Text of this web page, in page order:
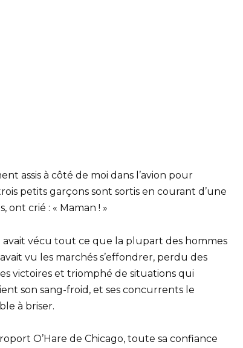
assis à côté de moi dans l’avion pour
petits garçons sont sortis en courant d’une
ont crié : « Maman ! »
vécu tout ce que la plupart des hommes
vu les marchés s’effondrer, perdu des
victoires et triomphé de situations qui
son sang-froid, et ses concurrents le
à briser.
O’Hare de Chicago, toute sa confiance